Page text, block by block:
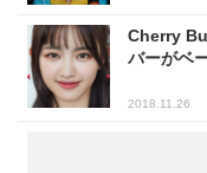
Cherry
バーがベ
2018.11.26